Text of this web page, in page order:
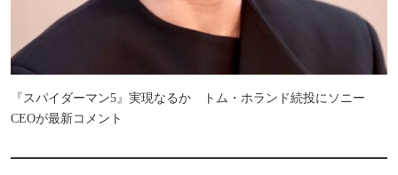
『スパイダーマン5』実現なるか トム・ホランド続投にソニー
CEOが最新コメント